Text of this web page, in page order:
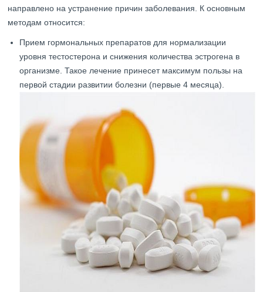
направлено на устранение причин заболевания. К основным
методам относится:
Прием гормональных препаратов для нормализации
уровня тестостерона и снижения количества эстрогена в
организме. Такое лечение принесет максимум пользы на
первой стадии развитии болезни (первые 4 месяца).